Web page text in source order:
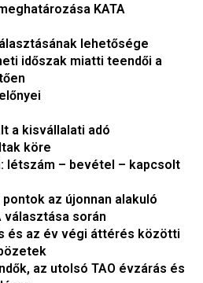
KATA
lehetősége
időszak miatti teendői a
a kisvállalati adó
köre
létszám – bevétel – kapcsolt
az újonnan alakuló
választása során
és az év végi áttérés közötti
az utolsó TAO évzárás és